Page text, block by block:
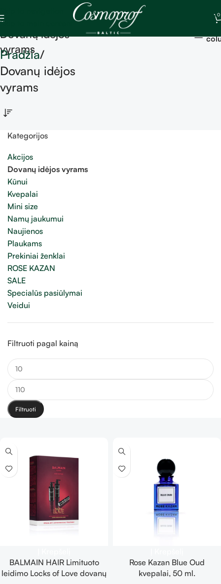
Skip to main content
0
Dovanų idėjos
vyrams
Pradžia
Dovanų idėjos
vyrams
Kategorijos
Akcijos
Dovanų idėjos vyrams
Kūnui
Kvepalai
Mini size
Namų jaukumui
Naujienos
Plaukams
Prekiniai ženklai
ROSE KAZAN
SALE
Specialūs pasiūlymai
Veidui
Filtruoti pagal kainą
Filtruoti
BALMAIN HAIR Limituoto
leidimo Locks of Love dovanų
Rose Kazan Blue Oud
kvepalai, 50 ml.